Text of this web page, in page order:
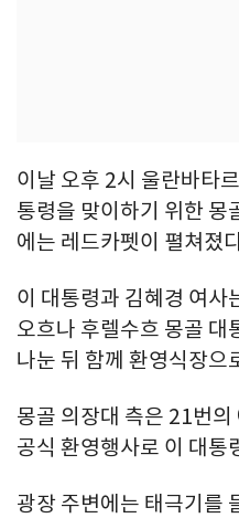
이날 오후 2시 울란바타
통령을 맞이하기 위한 몽
에는 레드카펫이 펼쳐졌
이 대통령과 김혜경 여사
오흐나 후렐수흐 몽골 대
나눈 뒤 함께 환영식장으
몽골 의장대 측은 21번
공식 환영행사로 이 대통
광장 주변에는 태극기를